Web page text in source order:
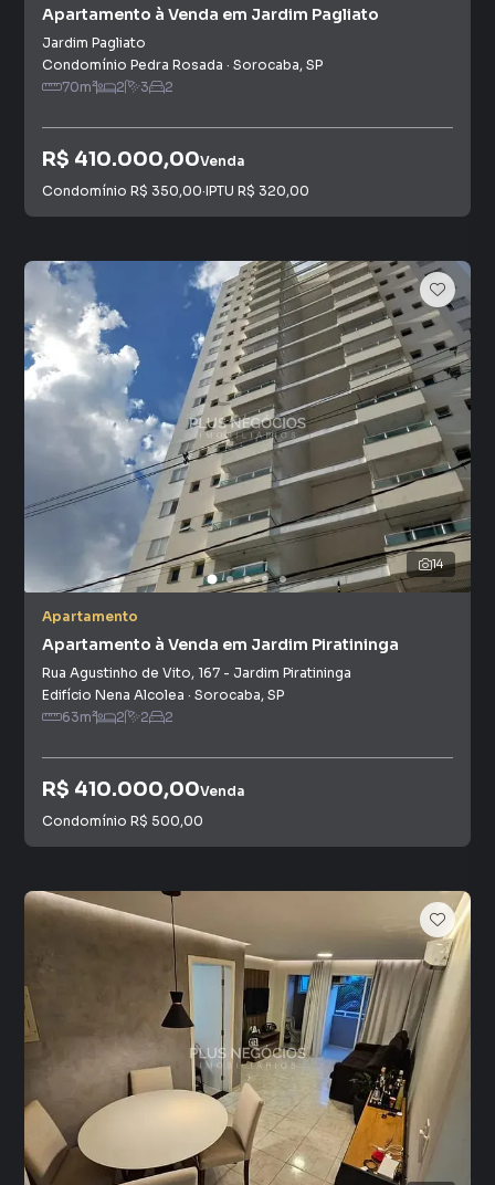
Apartamento à Venda em Jardim Pagliato
Jardim Pagliato
Condomínio Pedra Rosada · Sorocaba, SP
70m² 2 3 2
R$ 410.000,00Venda
Condomínio R$ 350,00·IPTU R$ 320,00
14
Apartamento
Apartamento à Venda em Jardim Piratininga
Rua Agustinho de Vito, 167 - Jardim Piratininga
Edifício Nena Alcolea · Sorocaba, SP
63m² 2 2 2
R$ 410.000,00Venda
Condomínio R$ 500,00